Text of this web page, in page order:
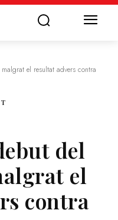
el resultat advers contra
del
el
contra